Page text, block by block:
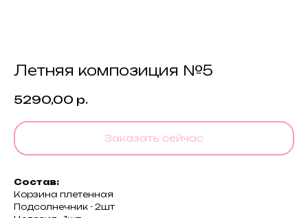
Летняя композиция №5
5290,00 р.
Заказать сейчас
Состав:
Корзина плетенная
Подсолнечник - 2шт